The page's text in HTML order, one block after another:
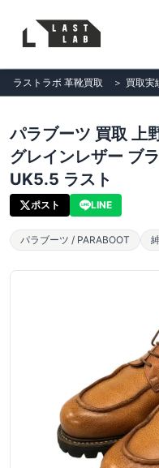
ラストラボ 革靴買取 ＞ 買取実
パラブーツ 買取 上
グレインレザー ブ
UK5.5 ラスト
ポスト LINE
パラブーツ / PARABOOT